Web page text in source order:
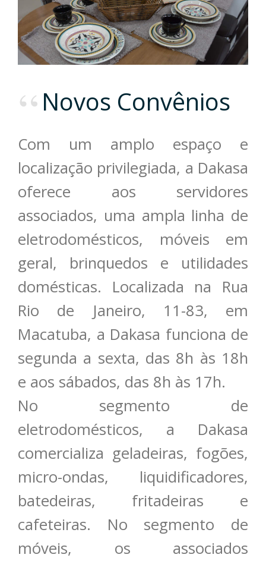
Novos Convênios
Com um amplo espaço e
localização privilegiada, a Dakasa
oferece aos servidores
associados, uma ampla linha de
eletrodomésticos, móveis em
geral, brinquedos e utilidades
domésticas. Localizada na Rua
Rio de Janeiro, 11-83, em
Macatuba, a Dakasa funciona de
segunda a sexta, das 8h às 18h
e aos sábados, das 8h às 17h.
No segmento de
eletrodomésticos, a Dakasa
comercializa geladeiras, fogões,
micro-ondas, liquidificadores,
batedeiras, fritadeiras e
cafeteiras. No segmento de
móveis, os associados